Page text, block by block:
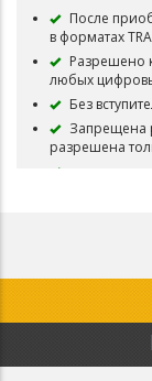
После
в форматах
Разрешено
любых
Без
Запрещена
разрешена